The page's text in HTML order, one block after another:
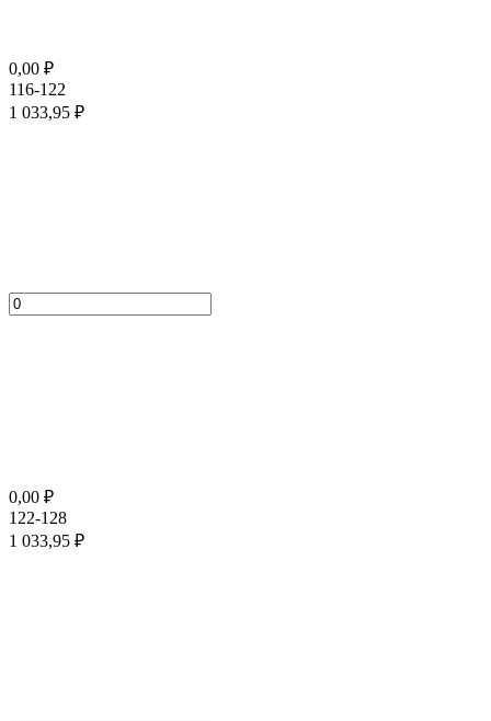
0,00 ₽
116-122
1 033,95 ₽
0,00 ₽
122-128
1 033,95 ₽